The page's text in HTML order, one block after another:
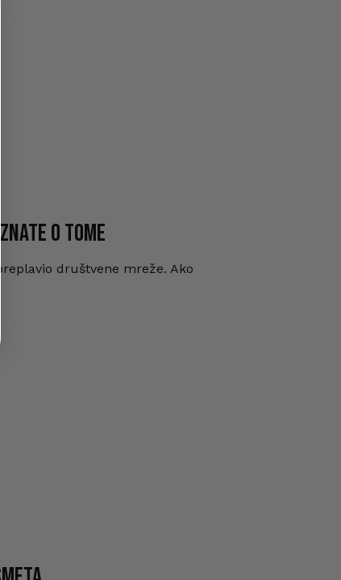
O TOME
društvene mreže. Ako